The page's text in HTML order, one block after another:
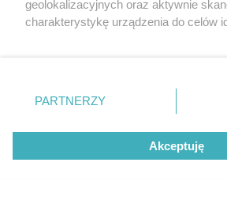
poruszenie w sieci.
geolokalizacyjnych oraz aktywnie
charakterystykę urządzenia do celów
zmienić/wycofać klikając przycisk
znajdujący się w lewym dolnym rogu
rodzaje przetwarzania danych nie
użytkownika, ale masz prawo
przetwarzaniu. Preferencje będą
PARTNERZY
Akceptuję